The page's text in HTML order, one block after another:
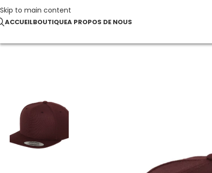
Skip to main content
ACCUEILBOUTIQUEA PROPOS DE NOUS